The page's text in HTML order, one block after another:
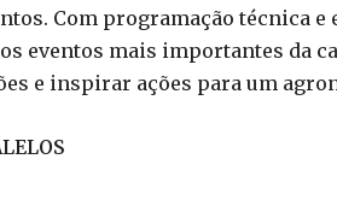
Com programação técnica
eventos mais importantes da
e inspirar ações para um